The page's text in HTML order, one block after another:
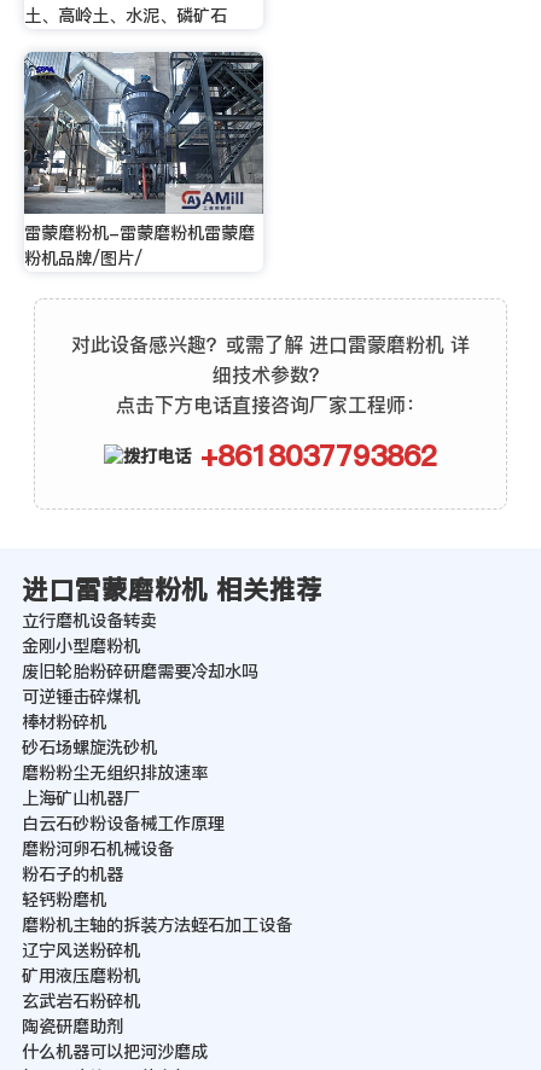
土、高岭土、水泥、磷矿石
雷蒙磨粉机-雷蒙磨粉机雷蒙磨
粉机品牌/图片/
对此设备感兴趣？或需了解 进口雷蒙磨粉机 详
细技术参数？
点击下方电话直接咨询厂家工程师：
+8618037793862
进口雷蒙磨粉机 相关推荐
立行磨机设备转卖
金刚小型磨粉机
废旧轮胎粉碎研磨需要冷却水吗
可逆锤击碎煤机
棒材粉碎机
砂石场螺旋洗砂机
磨粉粉尘无组织排放速率
上海矿山机器厂
白云石砂粉设备械工作原理
磨粉河卵石机械设备
粉石子的机器
轻钙粉磨机
磨粉机主轴的拆装方法蛭石加工设备
辽宁风送粉碎机
矿用液压磨粉机
玄武岩石粉碎机
陶瓷研磨助剂
什么机器可以把河沙磨成